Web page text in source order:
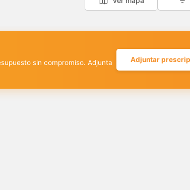
sin compromiso. Adjunta
Adjuntar